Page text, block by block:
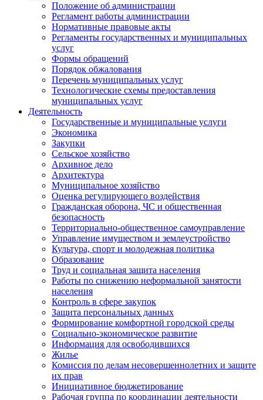
Положение об администрации
Регламент работы администрации
Нормативные правовые акты
Регламенты государственных и муниципальных
услуг
Формы обращений
Порядок обжалования
Перечень муниципальных услуг
Технологические схемы предоставления
муниципальных услуг
Деятельность
Государственные и муниципальные услуги
Экономика
Закупки
Сельское хозяйство
Архивное дело
Архитектура
Муниципальное хозяйство
Оценка регулирующего воздействия
Гражданская оборона, ЧС и общественная
безопасность
Территориально-общественное самоуправление
Управление имуществом и землеустройство
Культура, спорт и молодежная политика
Образование
Труд и социальная защита населения
Работы по снижению неформальной занятости
населения
Контроль в сфере закупок
Защита персональных данных
Формирование комфортной городской среды
Социально-экономическое развитие
Информация для освободившихся
Жилье
Комиссия по делам несовершеннолетних и защите
их прав
Инициативное бюджетирование
Рабочая группа по координации деятельности